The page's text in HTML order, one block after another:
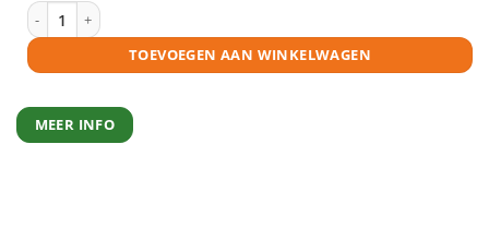
HP 203A (CF541A) toner cyaan huismerk aantal
TOEVOEGEN AAN WINKELWAGEN
MEER INFO